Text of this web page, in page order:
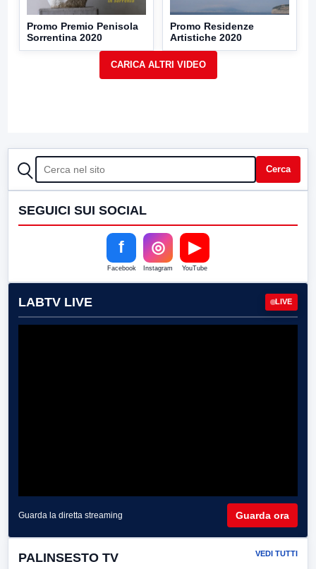
Promo Premio Penisola
Sorrentina 2020
Promo Residenze
Artistiche 2020
CERCA Cerca
SEGUICI SUI SOCIAL
f
Facebook
◎
Instagram
▶
YouTube
LABTV LIVE LIVE
Guarda la diretta streaming Guarda ora
PALINSESTO TV VEDI TUTTI